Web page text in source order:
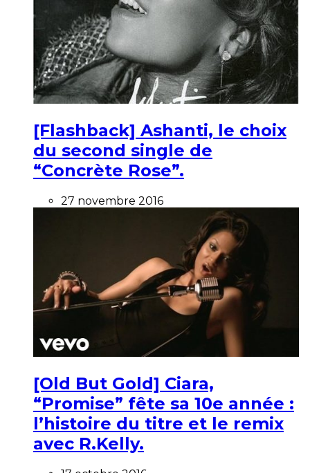
[Flashback] Ashanti, le choix
du second single de
“Concrète Rose”.
27 novembre 2016
[Old But Gold] Ciara,
“Promise” fête sa 10e année :
l’histoire du titre et le remix
avec R.Kelly.